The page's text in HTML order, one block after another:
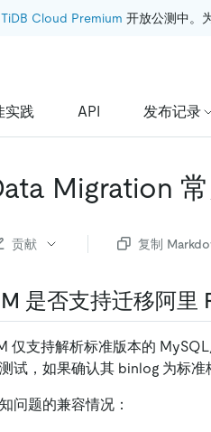
TiDB Cloud Premium 开放公测中。
实践 API 发布记录
Migration
贡献 复制
是否支持迁移阿里
仅支持解析标准版本的
试，如果确认其 binlog 为标准
问题的兼容情况：